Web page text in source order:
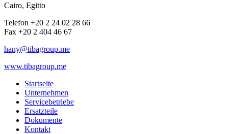
Cairo, Egitto
Telefon +20 2 24 02 28 66
Fax +20 2 404 46 67
hany@tibagroup.me
www.tibagroup.me
Startseite
Unternehmen
Servicebetriebe
Ersatzteile
Dokumente
Kontakt